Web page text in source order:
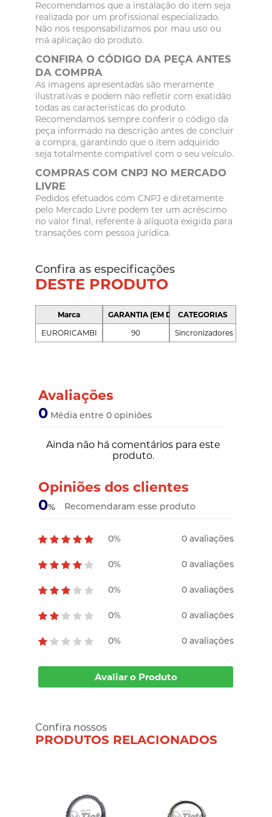
Recomendamos que a instalação do item seja
realizada por um profissional especializado.
Não nos responsabilizamos por mau uso ou
má aplicação do produto.
CONFIRA O CÓDIGO DA PEÇA ANTES
DA COMPRA
As imagens apresentadas são meramente
ilustrativas e podem não refletir com exatidão
todas as características do produto.
Recomendamos sempre conferir o código da
peça informado na descrição antes de concluir
a compra, garantindo que o item adquirido
seja totalmente compatível com o seu veículo.
COMPRAS COM CNPJ NO MERCADO
LIVRE
Pedidos efetuados com CNPJ e diretamente
pelo Mercado Livre podem ter um acréscimo
no valor final, referente à alíquota exigida para
transações com pessoa jurídica.
Confira as especificações
DESTE PRODUTO
Marca
EURORICAMBI
GARANTIA (EM DIAS)
90
CATEGORIAS
Sincronizadores
Avaliações
0 Média entre 0 opiniões
Ainda não há comentários para este
produto.
Opiniões dos clientes
0% Recomendaram esse produto
0% 0 avaliações
0% 0 avaliações
0% 0 avaliações
0% 0 avaliações
0% 0 avaliações
Avaliar o Produto
Confira nossos
PRODUTOS RELACIONADOS